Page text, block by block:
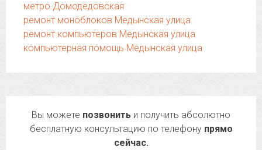
метро Домодедовская
ремонт моноблоков Медынская улица
ремонт компьютеров Медынская улица
компьютерная помощь Медынская улица
Вы можете позвонить и получить абсолютно
бесплатную консультацию по телефону прямо
сейчас.